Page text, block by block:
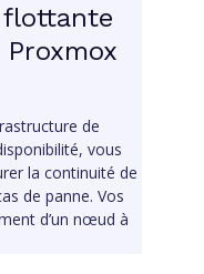
de
vous
la continuité de
de panne. Vos
d’un nœud à